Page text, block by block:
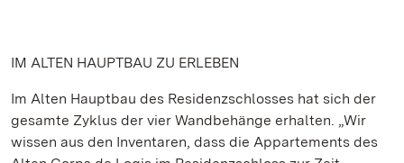
IM ALTEN HAUPTBAU ZU ERLEBEN
Im Alten Hauptbau des Residenzschlosses hat sich der
gesamte Zyklus der vier Wandbehänge erhalten. „Wir
wissen aus den Inventaren, dass die Appartements des